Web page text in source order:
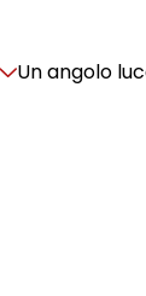
Un angolo